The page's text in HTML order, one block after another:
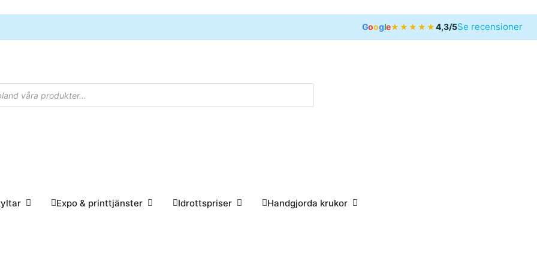
Google★★★★★4,3/5Se recensioner
Öppna SkyltarExpo & printtjänster Öppna Expo & printtjänster
Idrottspriser Öppna Idrottspriser
Handgjorda krukor Öppna Handgjorda krukor